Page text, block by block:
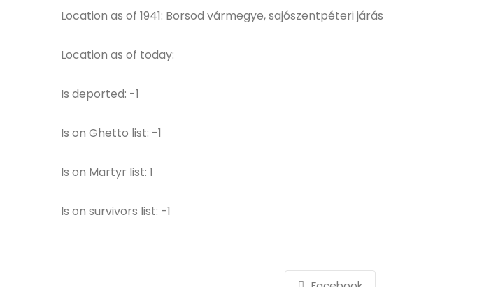
Location as of 1941: Borsod vármegye, sajószentpéteri járás
Location as of today:
Is deported: -1
Is on Ghetto list: -1
Is on Martyr list: 1
Is on survivors list: -1